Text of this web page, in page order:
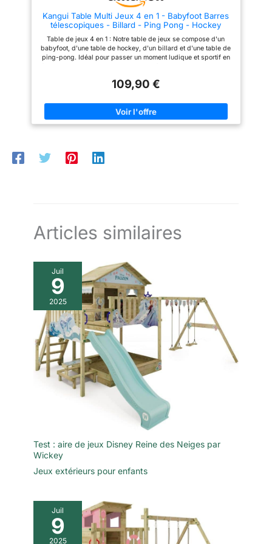
joueurs compétitifs. La hauteur
de la table multi-jeux est
adaptée aussi bien aux enfants
qu'aux adultes. ACCESSOIRES
COMPLETS : Notre table multi
accessoires comprenant 2
queues de billard de 91 cm, 2
ensemble de boules de billard,
3 balles de tennis de table, un
filet et des poteaux de tennis de
1 jeu de bowling et 1 jeu de
shuffleboard.
jeux. À partir de 5 ans.
Dimensions du produit : 61 x 52
Kangui Table Multi Jeux 4 en 1 - Babyfoot Barres
télescopiques - Billard - Ping Pong - Hockey
Table de jeux 4 en 1 : Notre table de jeux se compose d'un
babyfoot, d'une table de hockey, d'un billard et d'une table de
ping-pong. Idéal pour passer un moment ludique et sportif en
rangement est verrouillable pour y placer les différentes
pour le babyfoot. 2 queues 92cm, 1 set de boules de billard, 2
craies et 1 triangle pour le billard. 3 balles, 1 filet et 2 raquettes
pour le tennis de table. 2 palets et 2 poussoirs pour le hockey
H21,7cm - Poids net : 16kg - Poids brut : 20,4kg
109,90 €
Articles similaires
Juil
9
2025
Test : aire de jeux Disney Reine des Neiges par
Wickey
Jeux extérieurs pour enfants
Juil
9
2025